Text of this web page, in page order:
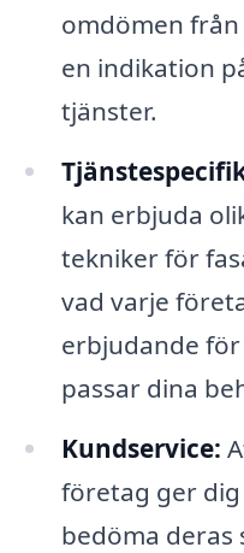
omdömen
en indikation
tjänster.
kan erbjuda
tekniker för
vad varje
erbjudande
passar dina
Kundservice:
företag ger
bedöma deras